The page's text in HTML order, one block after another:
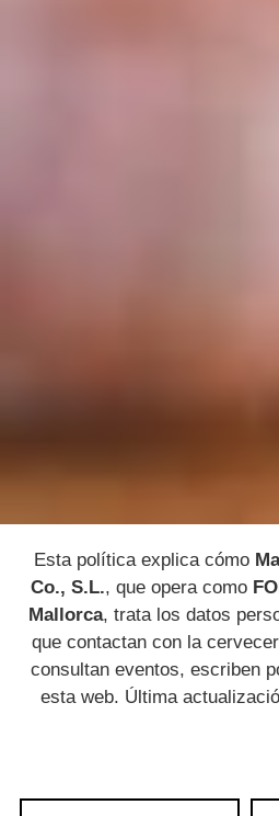
Esta política explica cómo
Co., S.L., que opera como
Mallorca, trata los datos
que contactan con la
consultan eventos, escriben
esta web. Última